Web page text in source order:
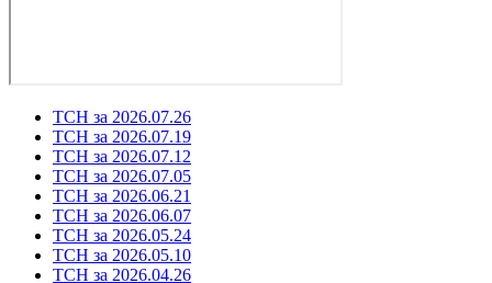
ТСН за 2026.07.26
ТСН за 2026.07.19
ТСН за 2026.07.12
ТСН за 2026.07.05
ТСН за 2026.06.21
ТСН за 2026.06.07
ТСН за 2026.05.24
ТСН за 2026.05.10
ТСН за 2026.04.26